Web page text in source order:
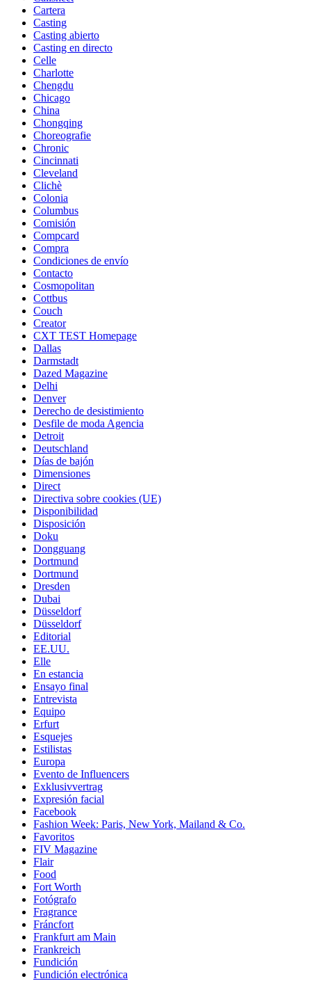
Cartera
Casting
Casting abierto
Casting en directo
Celle
Charlotte
Chengdu
Chicago
China
Chongqing
Choreografie
Chronic
Cincinnati
Cleveland
Clichè
Colonia
Columbus
Comisión
Compcard
Compra
Condiciones de envío
Contacto
Cosmopolitan
Cottbus
Couch
Creator
CXT TEST Homepage
Dallas
Darmstadt
Dazed Magazine
Delhi
Denver
Derecho de desistimiento
Desfile de moda Agencia
Detroit
Deutschland
Días de bajón
Dimensiones
Direct
Directiva sobre cookies (UE)
Disponibilidad
Disposición
Doku
Dongguang
Dortmund
Dortmund
Dresden
Dubai
Düsseldorf
Düsseldorf
Editorial
EE.UU.
Elle
En estancia
Ensayo final
Entrevista
Equipo
Erfurt
Esquejes
Estilistas
Europa
Evento de Influencers
Exklusivvertrag
Expresión facial
Facebook
Fashion Week: Paris, New York, Mailand & Co.
Favoritos
FIV Magazine
Flair
Food
Fort Worth
Fotógrafo
Fragrance
Fráncfort
Frankfurt am Main
Frankreich
Fundición
Fundición electrónica